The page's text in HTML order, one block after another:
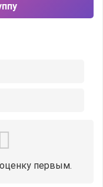
первым.